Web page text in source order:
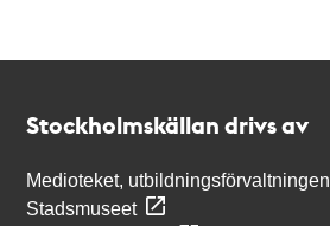
Stockholmskällan drivs av
Medioteket, utbildningsförvaltningen
Stadsmuseet